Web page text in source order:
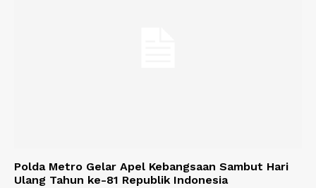
Polda Metro Gelar Apel Kebangsaan Sambut Hari
Ulang Tahun ke-81 Republik Indonesia